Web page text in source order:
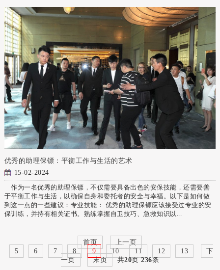
优秀的助理保镖：平衡工作与生活的艺术
15-02-2024
作为一名优秀的助理保镖，不仅需要具备出色的安保技能，还需要善
于平衡工作与生活，以确保自身和委托者的安全与幸福。以下是如何做
到这一点的一些建议：专业技能： 优秀的助理保镖应该接受过专业的安
保训练，并持有相关证书。熟练掌握自卫技巧、急救知识以...
首页
上一页
5
6 7 8 9 10 11 12 13
下
一页
末页 共20页236条